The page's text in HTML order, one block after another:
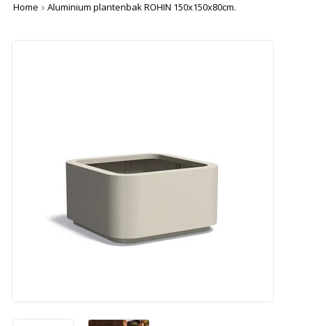
Home Aluminium plantenbak ROHIN 150x150x80cm.